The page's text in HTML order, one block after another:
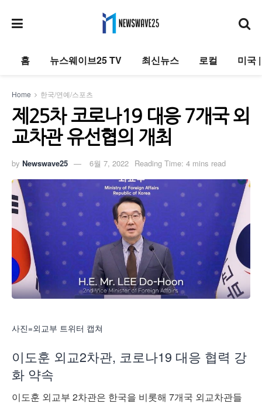
홈 뉴스웨이브25 TV 최신뉴스 로컬 미국
Home 한국/연예/스포츠
제25차 코로나19 대응 7개국 외
교차관 유선협의 개최
by Newswave25 6월 7, 2022 Reading Time: 4 mins read
사진=외교부 트위터 캡쳐
이도훈 외교2차관, 코로나19 대응 협력 강
화 약속
이도훈 외교부 2차관은 한국을 비롯해 7개국 외교차관들